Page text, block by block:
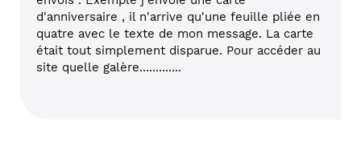
d'anniversaire , il n'arrive qu'une feuille pliée en
quatre avec le texte de mon message. La carte
était tout simplement disparue. Pour accéder au
site quelle galère.............